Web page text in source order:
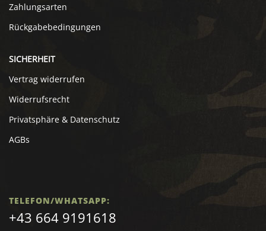
Zahlungsarten
Rückgabebedingungen
SICHERHEIT
Vertrag widerrufen
Widerrufsrecht
Privatsphäre & Datenschutz
AGBs
TELEFON/WHATSAPP:
+43 664 9191618